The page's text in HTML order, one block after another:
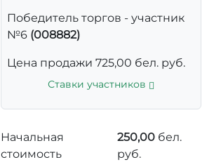
Победитель торгов - участник
№6 (008882)
Цена продажи 725,00 бел. руб.
Ставки участников
Начальная
стоимость
250,00 бел.
руб.